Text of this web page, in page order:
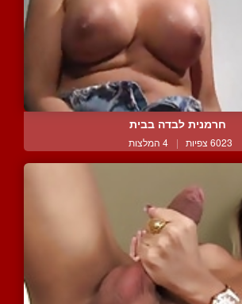
חרמנית לבדה בבית
6023 צפיות | 4 המלצות